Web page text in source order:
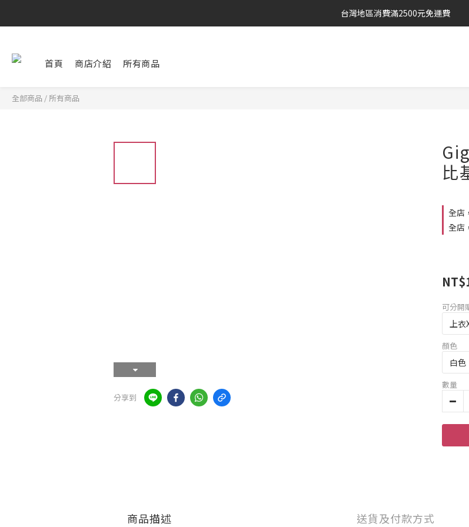
台灣地區消費滿2500元免運費
首頁 商店介紹 所有商品
全部商品 / 所有商品
分享到
比
全店
全店
可分開
顏色
數量
商品描述 送貨及付款方式